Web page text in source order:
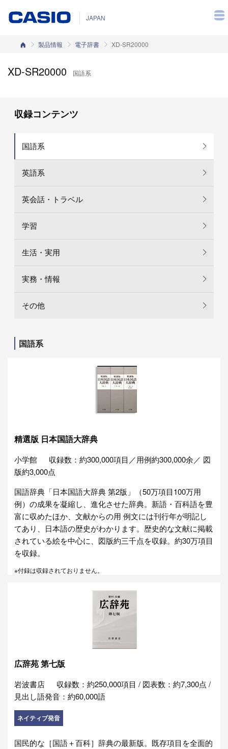
JAPAN
カシオホーム
製品情報 電子辞書 XD-SR20000
XD-SR20000 国語系
収録コンテンツ
国語系
英語系
英会話・トラベル
学習
生活・実用
実務・情報
その他
国語系
精選版 日本国語大辞典
小学館
収録数：約300,000項目／用例約300,000余／ 図
版約3,000点
国語辞典「日本国語大辞典 第2版」（50万項目100万用
例）の成果を凝縮し、進化させた辞典。新語・百科語を豊
富に収めたほか、文献からの用 例文には刊行年が明記し
てあり、日本語の歴史がわかります。歴史的な文献に掲載
されている絵を中心に、図版約三千点を収録。約30万項目
を収録。
※付録は収録されておりません。
広辞苑 第七版
岩波書店
収録数：約250,000項目 / 図表数：約7,300点 /
見出し語発音：約60,000語
ネイティブ発音
国民的な［国語＋百科］辞典の最新版。既存項目を全面的